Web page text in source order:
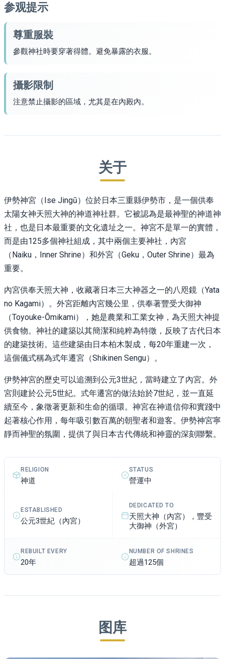
参观提示
尊重服裝
參觀神社時要穿著得體。避免暴露的衣服。
攝影限制
注意禁止攝影的區域，尤其是在內殿內。
关于
伊勢神宮（Ise Jingū）位於日本三重縣伊勢市，是一個供奉
太陽女神天照大神的神道神社群。它被認為是最神聖的神道神
社，也是日本最重要的文化遺址之一。神宮不是單一的實體，
而是由125多個神社組成，其中兩個主要神社，內宮
（Naiku，Inner Shrine）和外宮（Geku，Outer Shrine）最為
重要。
內宮供奉天照大神，收藏著日本三大神器之一的八咫鏡（Yata
no Kagami）。外宮距離內宮幾公里，供奉著豐受大御神
（Toyouke-Ōmikami），她是農業和工業女神，為天照大神提
供食物。神社的建築以其簡潔和純粹為特徵，反映了古代日本
的建築技術。這些建築由日本柏木製成，每20年重建一次，
這個儀式稱為式年遷宮（Shikinen Sengu）。
伊勢神宮的歷史可以追溯到公元3世紀，當時建立了內宮。外
宮則建於公元5世紀。式年遷宮的做法始於7世紀，並一直延
續至今，象徵著更新和生命的循環。神宮在神道信仰和實踐中
起著核心作用，每年吸引數百萬的朝聖者和遊客。伊勢神宮寧
靜而神聖的氛圍，提供了與日本古代傳統和神靈的深刻聯繫。
RELIGION
神道
STATUS
營運中
ESTABLISHED
公元3世紀（內宮）
DEDICATED TO
天照大神（內宮），豐受
大御神（外宮）
REBUILT EVERY
20年
NUMBER OF SHRINES
超過125個
图库